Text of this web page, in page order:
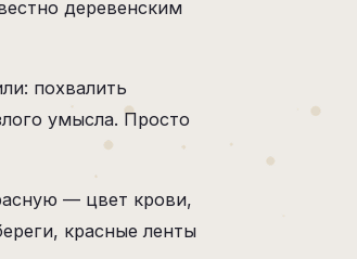
деревенским
похвалить
умысла. Просто
— цвет крови,
красные ленты